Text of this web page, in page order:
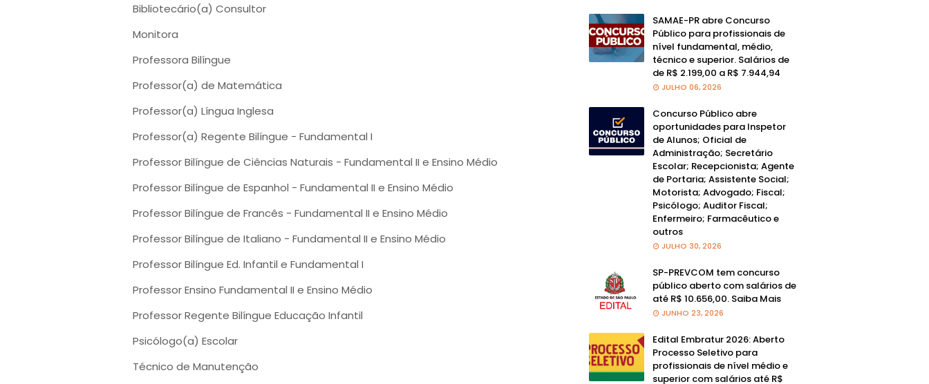
Bibliotecário(a) Consultor
Monitora
Professora Bilíngue
Professor(a) de Matemática
Professor(a) Língua Inglesa
Professor(a) Regente Bilíngue - Fundamental I
Professor Bilíngue de Ciências Naturais - Fundamental II e Ensino Médio
Professor Bilíngue de Espanhol - Fundamental II e Ensino Médio
Professor Bilíngue de Francês - Fundamental II e Ensino Médio
Professor Bilíngue de Italiano - Fundamental II e Ensino Médio
Professor Bilíngue Ed. Infantil e Fundamental I
Professor Ensino Fundamental II e Ensino Médio
Professor Regente Bilíngue Educação Infantil
Psicólogo(a) Escolar
Técnico de Manutenção
SAMAE-PR abre Concurso
Público para profissionais de
nível fundamental, médio,
técnico e superior. Salários de
de R$ 2.199,00 a R$ 7.944,94
JULHO 06, 2026
Concurso Público abre
oportunidades para Inspetor
de Alunos; Oficial de
Administração; Secretário
Escolar; Recepcionista; Agente
de Portaria; Assistente Social;
Motorista; Advogado; Fiscal;
Psicólogo; Auditor Fiscal;
Enfermeiro; Farmacêutico e
outros
JULHO 30, 2026
SP-PREVCOM tem concurso
público aberto com salários de
até R$ 10.656,00. Saiba Mais
JUNHO 23, 2026
Edital Embratur 2026: Aberto
Processo Seletivo para
profissionais de nível médio e
superior com salários até R$